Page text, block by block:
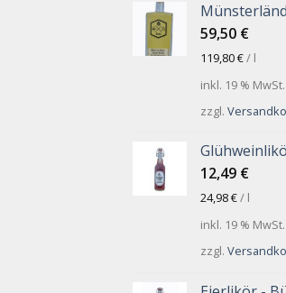
59,50 €
119,80€/ l
inkl. 19 % MwSt.
zzgl.
12,49 €
24,98€/ l
inkl. 19 % MwSt.
zzgl.